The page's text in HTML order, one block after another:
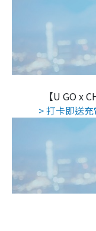
【U GO x
> 打卡即送